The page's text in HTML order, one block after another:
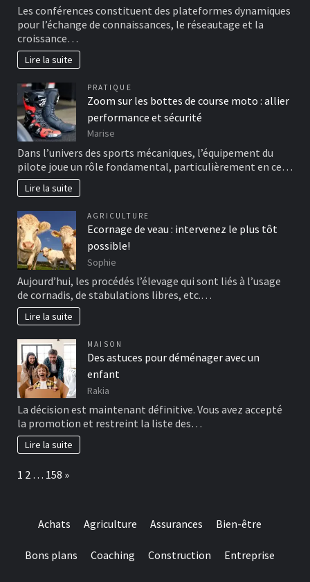
Les conférences constituent des plateformes dynamiques
pour l’échange de connaissances, le réseautage et la
croissance…
Lire la suite
PRATIQUE
Zoom sur les bottes de course moto : allier
performance et sécurité
Marise
Dans l’univers des sports mécaniques, l’équipement du
pilote joue un rôle fondamental, particulièrement en ce…
Lire la suite
AGRICULTURE
Ecornage de veau : intervenez le plus tôt
possible!
Sophie
Aujourd’hui, les procédés l’élevage qui sont liés à l’usage
de cornadis, de stabulations libres, etc.…
Lire la suite
MAISON
Des astuces pour déménager avec un
enfant
Rakia
La décision est maintenant définitive. Vous avez accepté
la promotion et restreint la liste des…
Lire la suite
Page:
1 2 … 158 Next
»
Achats Agriculture Assurances Bien-être
Bons plans Coaching Construction Entreprise